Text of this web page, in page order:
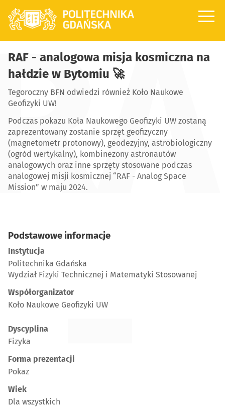
Wstęp
Program
Mapa
-
RAF - analogowa misja kosmiczna na
hałdzie w Bytomiu 🚀
Tegoroczny BFN odwiedzi również Koło Naukowe
Geofizyki UW!
Podczas pokazu Koła Naukowego Geofizyki UW zostaną
zaprezentowany zostanie sprzęt geofizyczny
(magnetometr protonowy), geodezyjny, astrobiologiczny
(ogród wertykalny), kombinezony astronautów
analogowych oraz inne sprzęty stosowane podczas
analogowej misji kosmicznej “RAF - Analog Space
Mission” w maju 2024.
Podstawowe informacje
Instytucja
Politechnika Gdańska
Wydział Fizyki Technicznej i Matematyki Stosowanej
Współorganizator
Koło Naukowe Geofizyki UW
Dyscyplina
Fizyka
Forma prezentacji
Pokaz
Wiek
Dla wszystkich